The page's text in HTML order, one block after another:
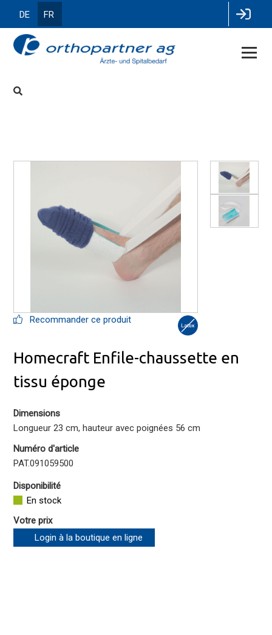
DE FR
Recommander ce produit
Homecraft Enfile-chaussette en
tissu éponge
Dimensions
Longueur 23 cm, hauteur avec poignées 56 cm
Numéro d'article
PAT.091059500
Disponibilité
En stock
Votre prix
Login à la boutique en ligne